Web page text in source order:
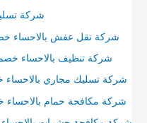
شركة
شركة نقل عفش بالاحساء خصم 35% اتصل علي
شركة تنظيف بالاحساء خصم 35% اتصل علي
شركة تسليك مجاري بالاحساء خصم 35% اتصل علي
شركة مكافحة حمام بالاحساء خصم 35% اتصل علي